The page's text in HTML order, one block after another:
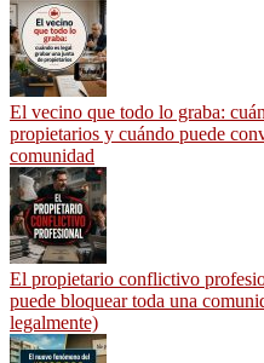
El vecino que todo lo graba:
propietarios y cuándo puede
comunidad
El propietario conflictivo
puede bloquear toda una
legalmente)